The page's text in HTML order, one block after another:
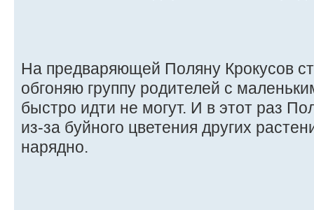
На предваряющей Поляну Крокусов
обгоняю группу родителей с
быстро идти не могут. И в этот раз
из-за буйного цветения других
нарядно.